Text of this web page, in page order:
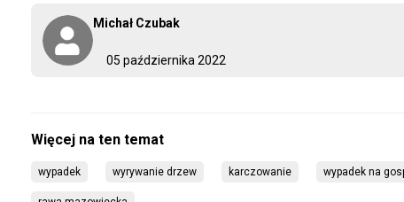
05 października 2022
Michał Czubak
wypadek wyrywanie drzew karczowanie wypadek na